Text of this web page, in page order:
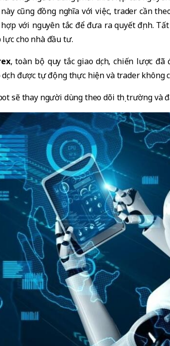
cũng đồng nghĩa với việc, trader cần
với nguyên tắc để đưa ra quyết định.
cho nhà đầu tư.
, toàn bộ quy tắc giao dịch, chiến lược
được tự động thực hiện và trader không
sẽ thay người dùng theo dõi thị trường và